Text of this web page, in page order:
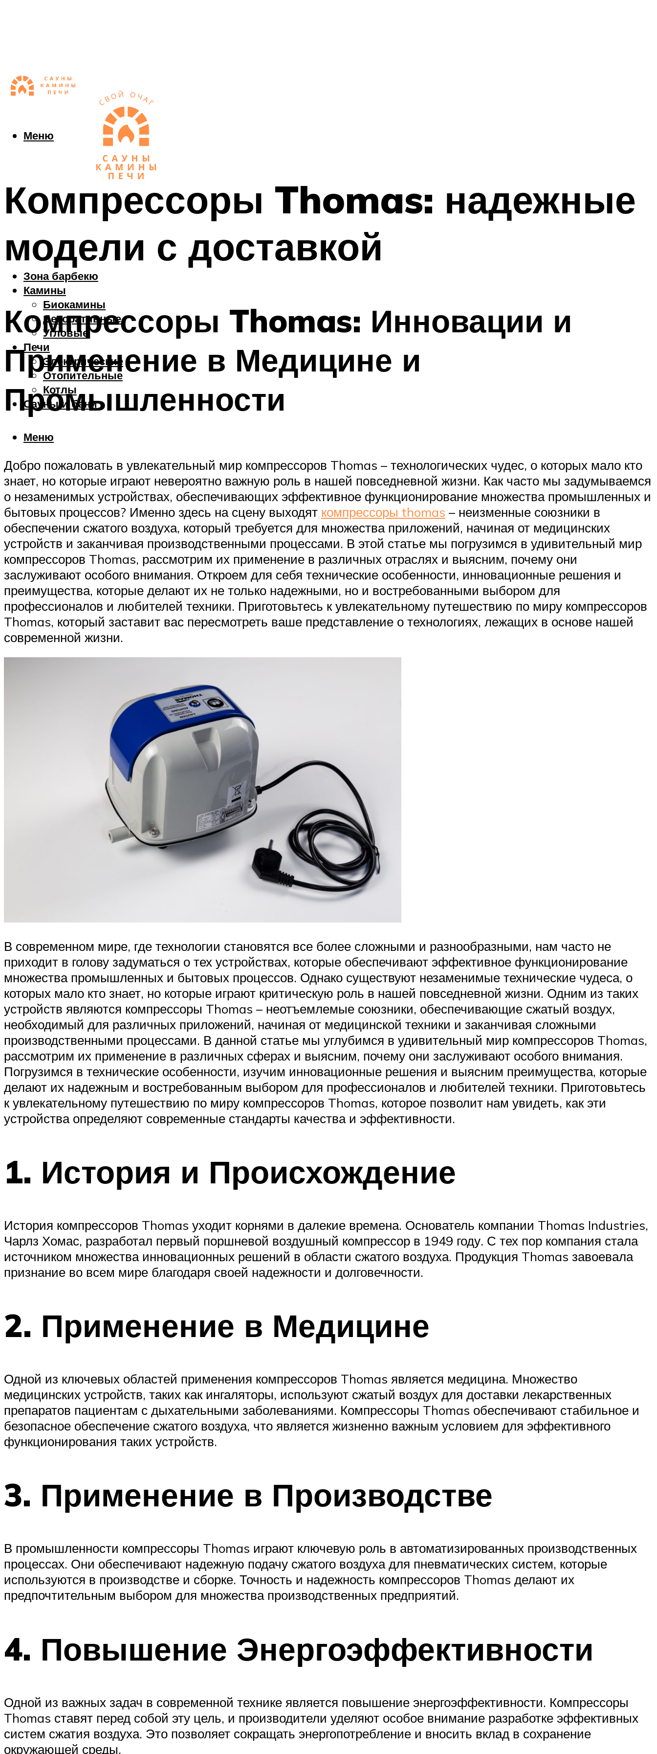
Зона барбекю
Камины
Биокамины
Декоративные
Угловые
Печи
Электрические
Отопительные
Котлы
Сауны и бани
Меню
Меню
Компрессоры Thomas: надежные
модели с доставкой
Компрессоры Thomas: Инновации и
Применение в Медицине и
Промышленности
Добро пожаловать в увлекательный мир компрессоров Thomas – технологических чудес, о которых мало кто
знает, но которые играют невероятно важную роль в нашей повседневной жизни. Как часто мы задумываемся
о незаменимых устройствах, обеспечивающих эффективное функционирование множества промышленных и
бытовых процессов? Именно здесь на сцену выходят компрессоры thomas – неизменные союзники в
обеспечении сжатого воздуха, который требуется для множества приложений, начиная от медицинских
устройств и заканчивая производственными процессами. В этой статье мы погрузимся в удивительный мир
компрессоров Thomas, рассмотрим их применение в различных отраслях и выясним, почему они
заслуживают особого внимания. Откроем для себя технические особенности, инновационные решения и
преимущества, которые делают их не только надежными, но и востребованными выбором для
профессионалов и любителей техники. Приготовьтесь к увлекательному путешествию по миру компрессоров
Thomas, который заставит вас пересмотреть ваше представление о технологиях, лежащих в основе нашей
современной жизни.
В современном мире, где технологии становятся все более сложными и разнообразными, нам часто не
приходит в голову задуматься о тех устройствах, которые обеспечивают эффективное функционирование
множества промышленных и бытовых процессов. Однако существуют незаменимые технические чудеса, о
которых мало кто знает, но которые играют критическую роль в нашей повседневной жизни. Одним из таких
устройств являются компрессоры Thomas – неотъемлемые союзники, обеспечивающие сжатый воздух,
необходимый для различных приложений, начиная от медицинской техники и заканчивая сложными
производственными процессами. В данной статье мы углубимся в удивительный мир компрессоров Thomas,
рассмотрим их применение в различных сферах и выясним, почему они заслуживают особого внимания.
Погрузимся в технические особенности, изучим инновационные решения и выясним преимущества, которые
делают их надежным и востребованным выбором для профессионалов и любителей техники. Приготовьтесь
к увлекательному путешествию по миру компрессоров Thomas, которое позволит нам увидеть, как эти
устройства определяют современные стандарты качества и эффективности.
1. История и Происхождение
История компрессоров Thomas уходит корнями в далекие времена. Основатель компании Thomas Industries,
Чарлз Хомас, разработал первый поршневой воздушный компрессор в 1949 году. С тех пор компания стала
источником множества инновационных решений в области сжатого воздуха. Продукция Thomas завоевала
признание во всем мире благодаря своей надежности и долговечности.
2. Применение в Медицине
Одной из ключевых областей применения компрессоров Thomas является медицина. Множество
медицинских устройств, таких как ингаляторы, используют сжатый воздух для доставки лекарственных
препаратов пациентам с дыхательными заболеваниями. Компрессоры Thomas обеспечивают стабильное и
безопасное обеспечение сжатого воздуха, что является жизненно важным условием для эффективного
функционирования таких устройств.
3. Применение в Производстве
В промышленности компрессоры Thomas играют ключевую роль в автоматизированных производственных
процессах. Они обеспечивают надежную подачу сжатого воздуха для пневматических систем, которые
используются в производстве и сборке. Точность и надежность компрессоров Thomas делают их
предпочтительным выбором для множества производственных предприятий.
4. Повышение Энергоэффективности
Одной из важных задач в современной технике является повышение энергоэффективности. Компрессоры
Thomas ставят перед собой эту цель, и производители уделяют особое внимание разработке эффективных
систем сжатия воздуха. Это позволяет сокращать энергопотребление и вносить вклад в сохранение
окружающей среды.